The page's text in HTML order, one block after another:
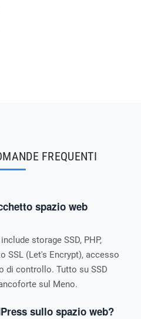
FREQUENTI
spazio web
storage SSD, PHP,
SSL (Let's Encrypt), accesso
di controllo. Tutto su SSD
sul Meno.
sullo spazio web?